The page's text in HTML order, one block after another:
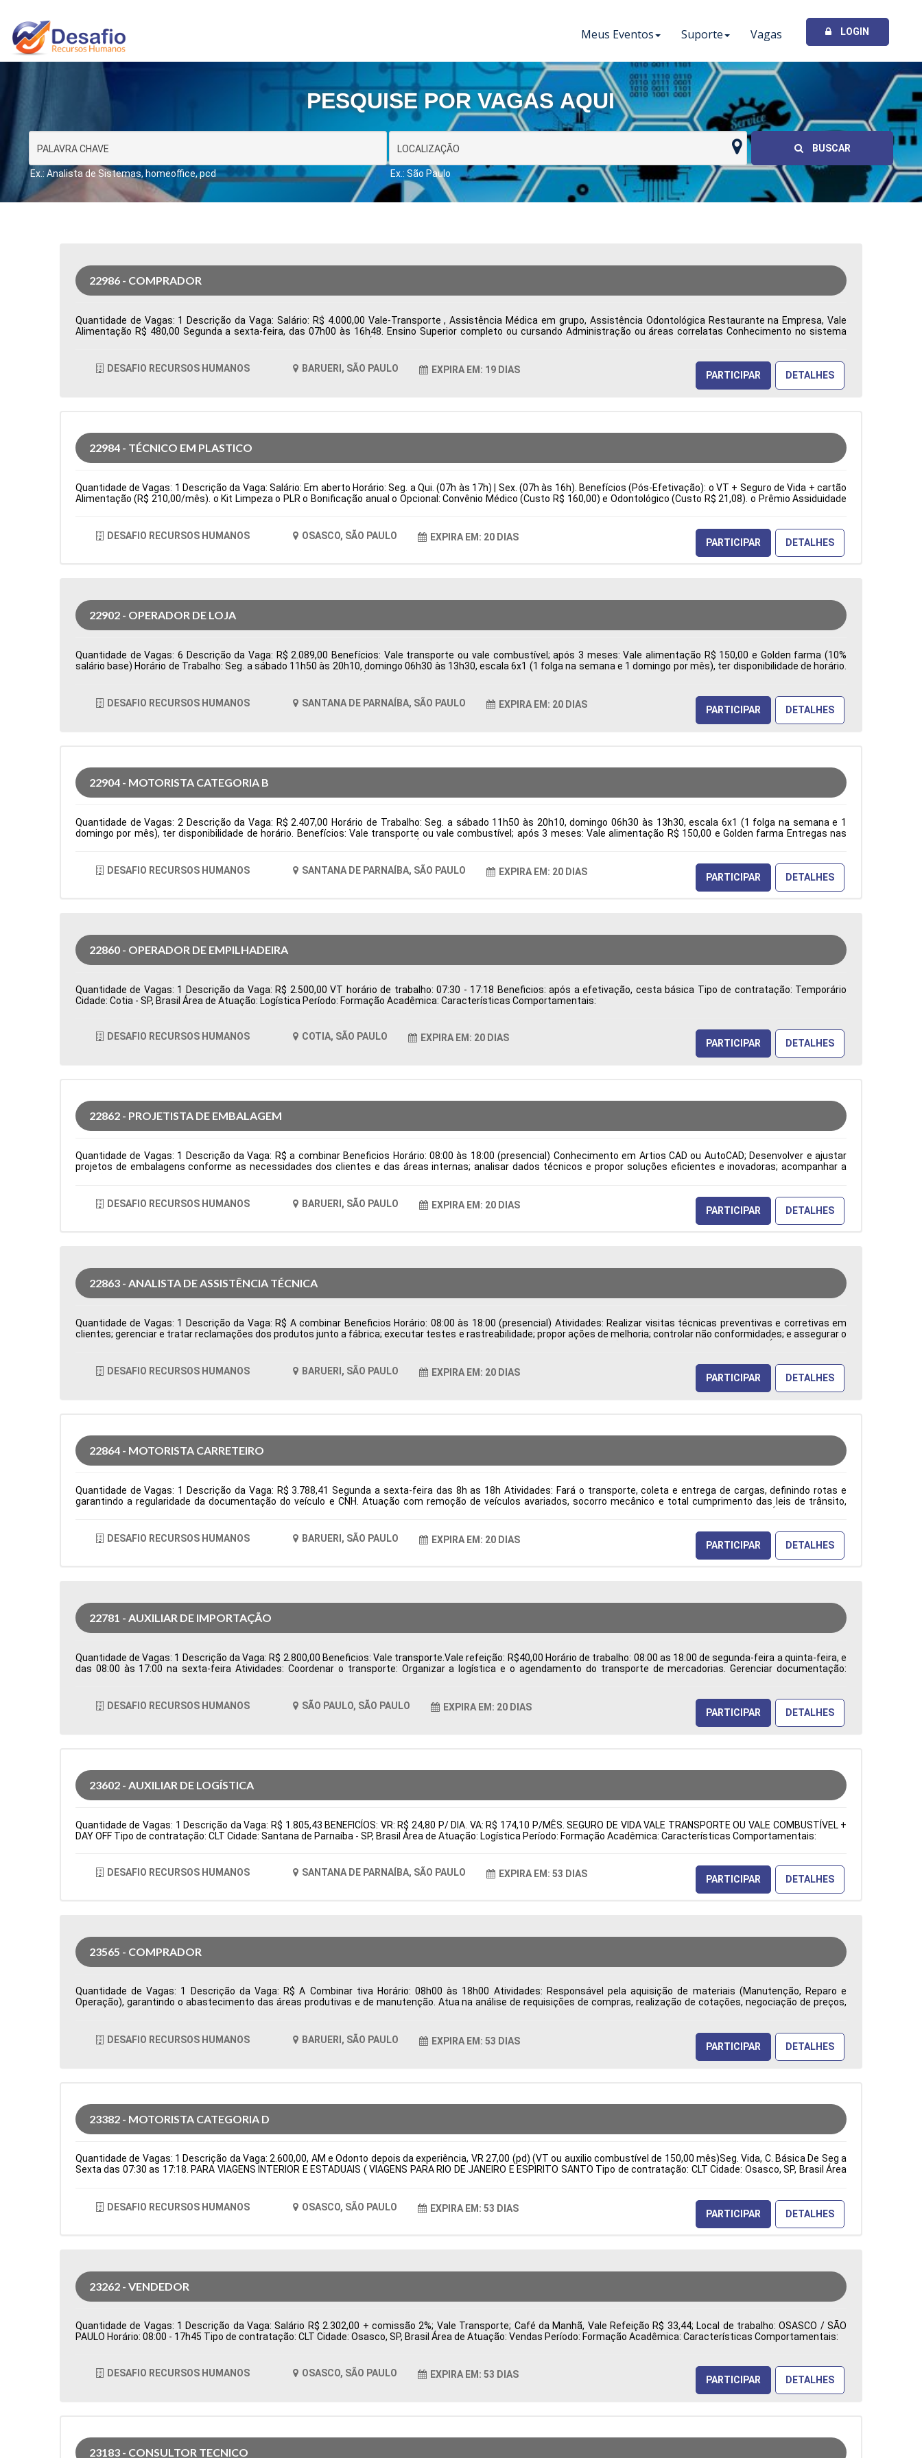
Meus Eventos Suporte Vagas LOGIN
PESQUISE POR VAGAS AQUI
Ex.: Analista de Sistemas, homeoffice, pcd Ex.: São Paulo
BUSCAR
22986 - COMPRADOR
Quantidade de Vagas: 1 Descrição da Vaga: Salário: R$ 4.000,00 Vale-Transporte , Assistência Médica em grupo, Assistência Odontológica Restaurante na Empresa, Vale
Alimentação R$ 480,00 Segunda a sexta-feira, das 07h00 às 16h48. Ensino Superior completo ou cursando Administração ou áreas correlatas Conhecimento no sistema
DESAFIO RECURSOS HUMANOS BARUERI, SÃO PAULO EXPIRA EM: 19 DIAS PARTICIPAR DETALHES
22984 - TÉCNICO EM PLASTICO
Quantidade de Vagas: 1 Descrição da Vaga: Salário: Em aberto Horário: Seg. a Qui. (07h às 17h) | Sex. (07h às 16h). Benefícios (Pós-Efetivação): o VT + Seguro de Vida + cartão
Alimentação (R$ 210,00/mês). o Kit Limpeza o PLR o Bonificação anual o Opcional: Convênio Médico (Custo R$ 160,00) e Odontológico (Custo R$ 21,08). o Prêmio Assiduidade
de contratação: Temporário Cidade: Osasco, SP, Brasil Área de Atuação: Produção Período: Formação Acadêmica: Características Comportamentais:
DESAFIO RECURSOS HUMANOS OSASCO, SÃO PAULO EXPIRA EM: 20 DIAS PARTICIPAR DETALHES
22902 - OPERADOR DE LOJA
Quantidade de Vagas: 6 Descrição da Vaga: R$ 2.089,00 Benefícios: Vale transporte ou vale combustível; após 3 meses: Vale alimentação R$ 150,00 e Golden farma (10%
salário base) Horário de Trabalho: Seg. a sábado 11h50 às 20h10, domingo 06h30 às 13h30, escala 6x1 (1 folga na semana e 1 domingo por mês), ter disponibilidade de horário.
DESAFIO RECURSOS HUMANOS SANTANA DE PARNAÍBA, SÃO PAULO EXPIRA EM: 20 DIAS PARTICIPAR DETALHES
22904 - MOTORISTA CATEGORIA B
Quantidade de Vagas: 2 Descrição da Vaga: R$ 2.407,00 Horário de Trabalho: Seg. a sábado 11h50 às 20h10, domingo 06h30 às 13h30, escala 6x1 (1 folga na semana e 1
domingo por mês), ter disponibilidade de horário. Benefícios: Vale transporte ou vale combustível; após 3 meses: Vale alimentação R$ 150,00 e Golden farma Entregas nas
DESAFIO RECURSOS HUMANOS SANTANA DE PARNAÍBA, SÃO PAULO EXPIRA EM: 20 DIAS PARTICIPAR DETALHES
22860 - OPERADOR DE EMPILHADEIRA
Quantidade de Vagas: 1 Descrição da Vaga: R$ 2.500,00 VT horário de trabalho: 07:30 - 17:18 Beneficios: após a efetivação, cesta básica Tipo de contratação: Temporário
Cidade: Cotia - SP, Brasil Área de Atuação: Logística Período: Formação Acadêmica: Características Comportamentais:
DESAFIO RECURSOS HUMANOS COTIA, SÃO PAULO EXPIRA EM: 20 DIAS PARTICIPAR DETALHES
22862 - PROJETISTA DE EMBALAGEM
Quantidade de Vagas: 1 Descrição da Vaga: R$ a combinar Beneficios Horário: 08:00 às 18:00 (presencial) Conhecimento em Artios CAD ou AutoCAD; Desenvolver e ajustar
projetos de embalagens conforme as necessidades dos clientes e das áreas internas; analisar dados técnicos e propor soluções eficientes e inovadoras; acompanhar a
facas para embalagens, definindo áreas de reserva de verniz e locais para aplicação de cola, em conformidade com as especificações dos clientes, solicitações da gestão da
área e necessidades dos processos produtivos. Tipo de contratação: CLT Cidade: Barueri, SP, Brasil Área de Atuação: Produção Período: Formação Acadêmica: Características
DESAFIO RECURSOS HUMANOS BARUERI, SÃO PAULO EXPIRA EM: 20 DIAS PARTICIPAR DETALHES
22863 - ANALISTA DE ASSISTÊNCIA TÉCNICA
Quantidade de Vagas: 1 Descrição da Vaga: R$ A combinar Beneficios Horário: 08:00 às 18:00 (presencial) Atividades: Realizar visitas técnicas preventivas e corretivas em
clientes; gerenciar e tratar reclamações dos produtos junto a fábrica; executar testes e rastreabilidade; propor ações de melhoria; controlar não conformidades; e assegurar o
DESAFIO RECURSOS HUMANOS
BARUERI, SÃO PAULO EXPIRA EM: 20 DIAS PARTICIPAR DETALHES
22864 - MOTORISTA CARRETEIRO
Quantidade de Vagas: 1 Descrição da Vaga: R$ 3.788,41 Segunda a sexta-feira das 8h as 18h Atividades: Fará o transporte, coleta e entrega de cargas, definindo rotas e
garantindo a regularidade da documentação do veículo e CNH. Atuação com remoção de veículos avariados, socorro mecânico e total cumprimento das leis de trânsito,
DESAFIO RECURSOS HUMANOS
BARUERI, SÃO PAULO EXPIRA EM: 20 DIAS PARTICIPAR DETALHES
22781 - AUXILIAR DE IMPORTAÇÃO
Quantidade de Vagas: 1 Descrição da Vaga: R$ 2.800,00 Beneficios: Vale transporte.Vale refeição: R$40,00 Horário de trabalho: 08:00 as 18:00 de segunda-feira a quinta-feira, e
das 08:00 às 17:00 na sexta-feira Atividades: Coordenar o transporte: Organizar a logística e o agendamento do transporte de mercadorias. Gerenciar documentação:
logísticos, como erros em agendamentos ou documentos Tipo de contratação: CLT Cidade: São Paulo, SP, Brasil Área de Atuação: Administração de Empresas Período:
Formação Acadêmica: Características Comportamentais:
DESAFIO RECURSOS HUMANOS SÃO PAULO, SÃO PAULO EXPIRA EM: 20 DIAS PARTICIPAR DETALHES
23602 - AUXILIAR DE LOGÍSTICA
Quantidade de Vagas: 1 Descrição da Vaga: R$ 1.805,43 BENEFICÍOS: VR: R$ 24,80 P/ DIA. VA: R$ 174,10 P/MÊS. SEGURO DE VIDA VALE TRANSPORTE OU VALE COMBUSTÍVEL +
DAY OFF Tipo de contratação: CLT Cidade: Santana de Parnaíba - SP, Brasil Área de Atuação: Logística Período: Formação Acadêmica: Características Comportamentais:
DESAFIO RECURSOS HUMANOS SANTANA DE PARNAÍBA, SÃO PAULO EXPIRA EM: 53 DIAS PARTICIPAR DETALHES
23565 - COMPRADOR
Quantidade de Vagas: 1 Descrição da Vaga: R$ A Combinar tiva Horário: 08h00 às 18h00 Atividades: Responsável pela aquisição de materiais (Manutenção, Reparo e
Operação), garantindo o abastecimento das áreas produtivas e de manutenção. Atua na análise de requisições de compras, realização de cotações, negociação de preços,
oportunidades de otimização de custos e elabora indicadores de desempenho da área de Suprimentos para apoiar a gestão na tomada de decisões Tipo de contratação: CLT
Cidade: Barueri, SP, Brasil Área de Atuação: Compras Período: Formação Acadêmica: Características Comportamentais:
DESAFIO RECURSOS HUMANOS BARUERI, SÃO PAULO EXPIRA EM: 53 DIAS PARTICIPAR DETALHES
23382 - MOTORISTA CATEGORIA D
Quantidade de Vagas: 1 Descrição da Vaga: 2.600,00, AM e Odonto depois da experiência, VR 27,00 (pd) (VT ou auxilio combustível de 150,00 mês)Seg. Vida, C. Básica De Seg a
Sexta das 07:30 as 17:18. PARA VIAGENS INTERIOR E ESTADUAIS ( VIAGENS PARA RIO DE JANEIRO E ESPIRITO SANTO Tipo de contratação: CLT Cidade: Osasco, SP, Brasil Área
DESAFIO RECURSOS HUMANOS OSASCO, SÃO PAULO EXPIRA EM: 53 DIAS PARTICIPAR DETALHES
23262 - VENDEDOR
Quantidade de Vagas: 1 Descrição da Vaga: Salário R$ 2.302,00 + comissão 2%; Vale Transporte; Café da Manhã, Vale Refeição R$ 33,44; Local de trabalho: OSASCO / SÃO
PAULO Horário: 08:00 - 17h45 Tipo de contratação: CLT Cidade: Osasco, SP, Brasil Área de Atuação: Vendas Período: Formação Acadêmica: Características Comportamentais:
DESAFIO RECURSOS HUMANOS OSASCO, SÃO PAULO EXPIRA EM: 53 DIAS PARTICIPAR DETALHES
23183 - CONSULTOR TECNICO